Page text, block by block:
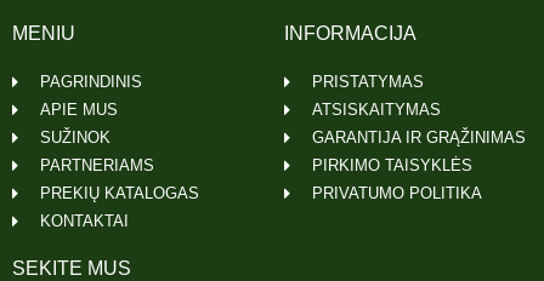
SEKITE MUS
INFORMACIJA
PRISTATYMAS
ATSISKAITYMAS
GARANTIJA IR GRĄŽINIMAS
PIRKIMO TAISYKLĖS
PRIVATUMO POLITIKA
MENIU
PAGRINDINIS
APIE MUS
SUŽINOK
PARTNERIAMS
PREKIŲ KATALOGAS
KONTAKTAI